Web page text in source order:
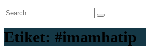
Etiket: #imamhatip